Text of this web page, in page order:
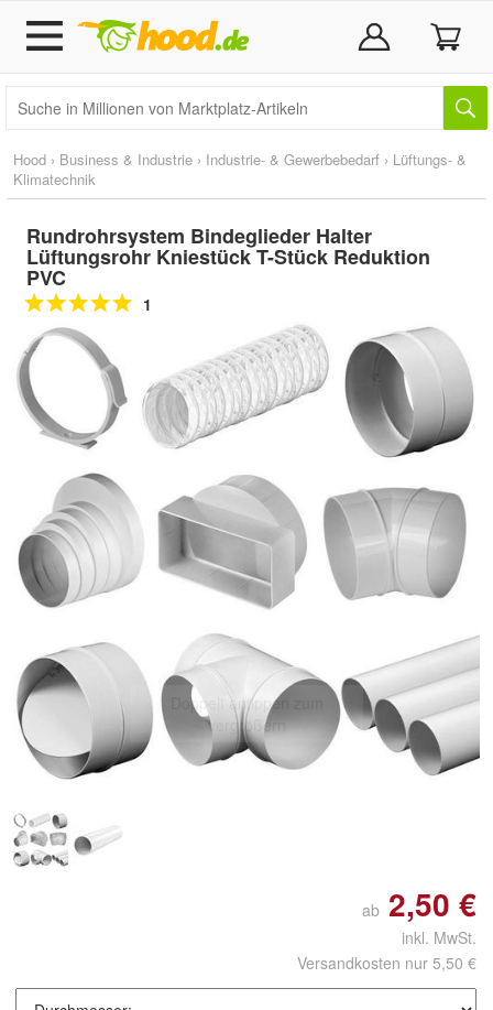
Hood › Business & Industrie › Industrie- & Gewerbebedarf › Lüftungs- &
Klimatechnik
Rundrohrsystem Bindeglieder Halter
Lüftungsrohr Kniestück T-Stück Reduktion
PVC
1
Doppelt antippen zum
vergrößern
ab 2,50 €
inkl. MwSt.
Versandkosten nur 5,50 €